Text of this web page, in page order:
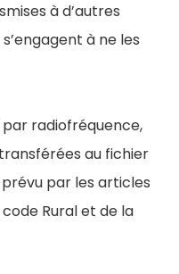
à d’autres
à ne les
par radiofréquence,
au fichier
par les articles
code Rural et de la